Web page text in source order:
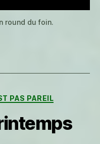
round du foin.
PAS PAREIL